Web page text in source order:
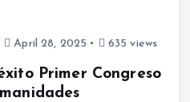
April 28, 2025 635 views
Primer Congreso